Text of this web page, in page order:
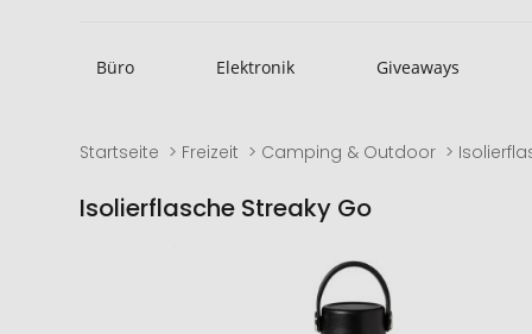
Büro Elektronik Giveaways
Startseite Freizeit Camping & Outdoor
Isolierflasche Streaky Go